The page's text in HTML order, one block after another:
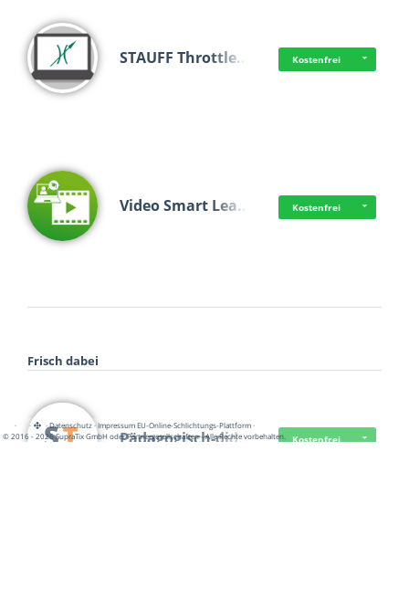
STAUFF Throttle… Kostenfrei
Video Smart Lea… Kostenfrei
Frisch dabei
Pädagogisch-did… Kostenfrei
· · ·Datenschutz·Impressum EU-Online-Schlichtungs-Plattform·
© 2016 - 2026 SupraTix GmbH oder Partnergesellschaften - Alle Rechte vorbehalten.